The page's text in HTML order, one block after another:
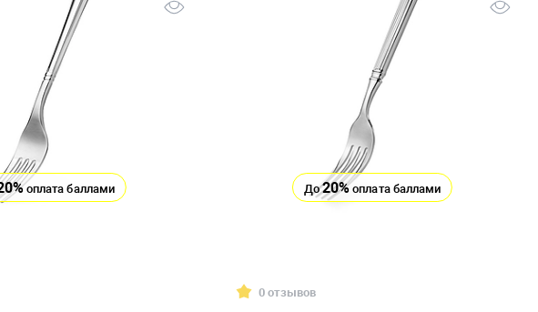
оплата баллами До20%оплата баллами
0 отзывов